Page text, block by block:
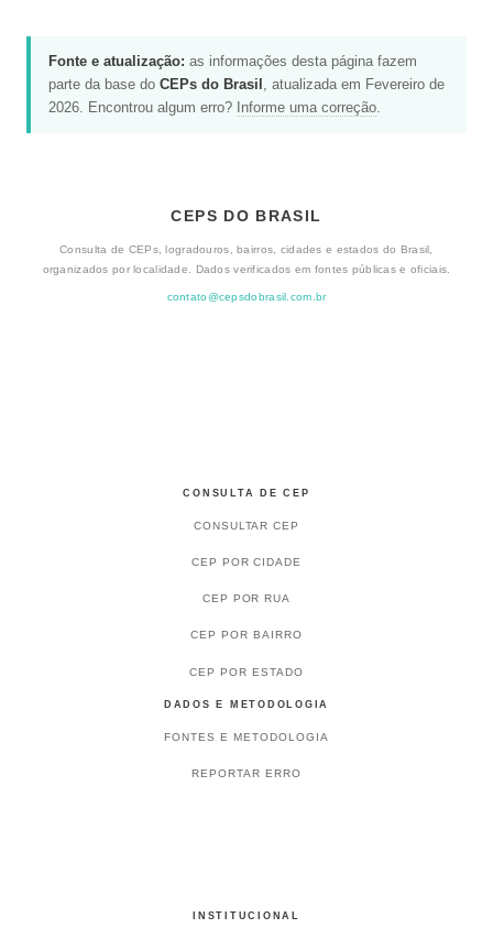
Fonte e atualização: as informações desta página fazem
parte da base do CEPs do Brasil , atualizada em Fevereiro de
2026. Encontrou algum erro? Informe uma correção.
CEPS DO BRASIL
Consulta de CEPs, logradouros, bairros, cidades e estados do Brasil,
organizados por localidade. Dados verificados em fontes públicas e oficiais.
contato@cepsdobrasil.com.br
CONSULTA DE CEP
CONSULTAR CEP
CEP POR CIDADE
CEP POR RUA
CEP POR BAIRRO
CEP POR ESTADO
DADOS E METODOLOGIA
FONTES E METODOLOGIA
REPORTAR ERRO
INSTITUCIONAL